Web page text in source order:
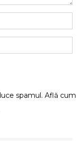
spamul. Află cum